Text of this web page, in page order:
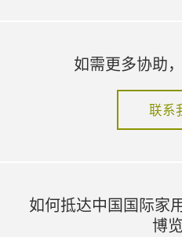
如需更多协助
联系
如何抵达中国国际家
博